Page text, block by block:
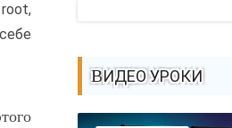
ВИДЕО УРОКИ